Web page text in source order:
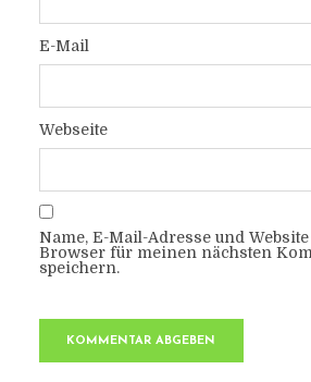
E-Mail
Webseite
Name, E-Mail-Adresse und
Browser für meinen nächsten
speichern.